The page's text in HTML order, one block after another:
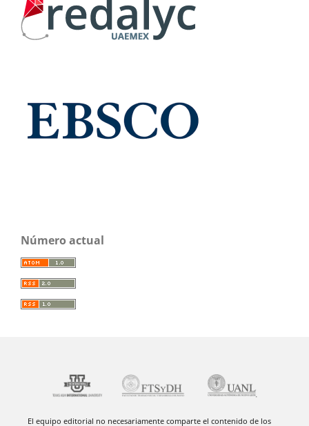
Número actual
El equipo editorial no necesariamente comparte el contenido de los